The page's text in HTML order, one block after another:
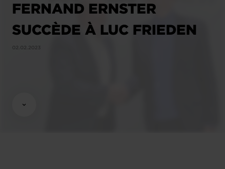
FERNAND ERNSTER
SUCCÈDE À LUC FRIEDEN
02.02.2023